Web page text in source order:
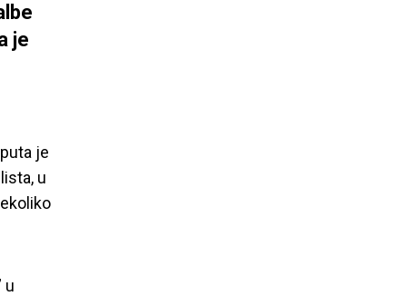
je
je
u
u